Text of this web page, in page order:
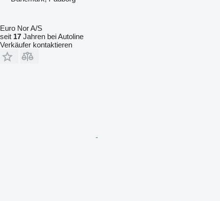
Euro Nor A/S
seit 17 Jahren bei Autoline
Verkäufer kontaktieren